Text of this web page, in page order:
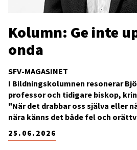
SFV-MAGASINET
Kolumn: Ge inte
onda
25.06.2026
I Bildningskolumnen resonerar
professor och tidigare biskop,
"När det drabbar oss själva eller
nära känns det både fel och